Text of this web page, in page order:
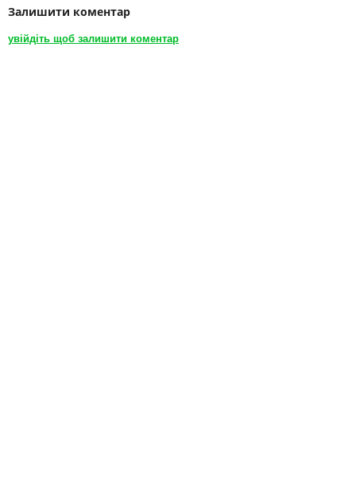
Залишити коментар
увійдіть щоб залишити коментар